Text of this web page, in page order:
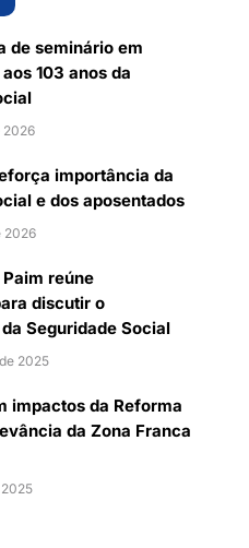
de seminário em
103 anos da
2026
importância da
e dos aposentados
2026
reúne
discutir o
Seguridade Social
2025
impactos da Reforma
da Zona Franca